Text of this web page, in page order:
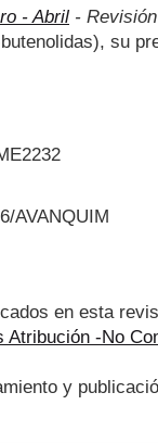
- Abril -
su
AVANQUIM
en esta
Atribución -No
y